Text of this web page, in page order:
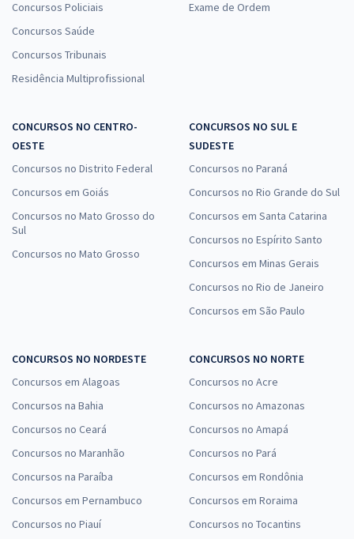
Concursos Policiais
Concursos Saúde
Concursos Tribunais
Residência Multiprofissional
Exame de Ordem
CONCURSOS NO CENTRO-
OESTE
Concursos no Distrito Federal
Concursos em Goiás
Concursos no Mato Grosso do
Sul
Concursos no Mato Grosso
CONCURSOS NO SUL E
SUDESTE
Concursos no Paraná
Concursos no Rio Grande do Sul
Concursos em Santa Catarina
Concursos no Espírito Santo
Concursos em Minas Gerais
Concursos no Rio de Janeiro
Concursos em São Paulo
CONCURSOS NO NORDESTE
Concursos em Alagoas
Concursos na Bahia
Concursos no Ceará
Concursos no Maranhão
Concursos na Paraíba
Concursos em Pernambuco
Concursos no Piauí
CONCURSOS NO NORTE
Concursos no Acre
Concursos no Amazonas
Concursos no Amapá
Concursos no Pará
Concursos em Rondônia
Concursos em Roraima
Concursos no Tocantins